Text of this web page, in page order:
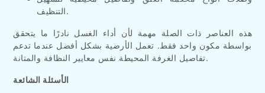
التنظيف.
هذه العناصر ذات الصلة مهمة لأن أداء الغسل نادرًا ما يتحقق
بواسطة مكون واحد فقط. تعمل الأرضية بشكل أفضل عندما تدعم
تفاصيل الغرفة المحيطة نفس معايير النظافة والمتانة.
الأسئلة الشائعة